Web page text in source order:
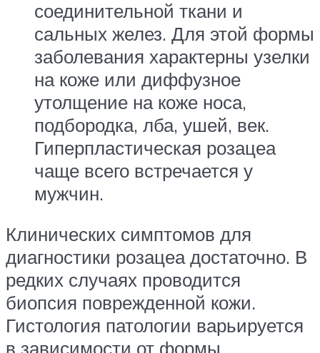
соединительной ткани и
сальных желез. Для этой формы
заболевания характерны узелки
на коже или диффузное
утолщение на коже носа,
подбородка, лба, ушей, век.
Гиперпластическая розацеа
чаще всего встречается у
мужчин.
Клинических симптомов для
диагностики розацеа достаточно. В
редких случаях проводится
биопсия поврежденной кожи.
Гистология патологии варьируется
в зависимости от формы